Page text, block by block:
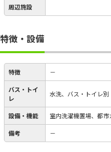
周辺施設
特徴・設備
特徴 －
バス・トイ
レ
水洗、バス・トイレ別
設備・機能 室内洗濯機置場、都
備考 －